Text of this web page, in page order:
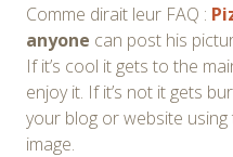
Comme dirait leur FAQ :
anyone can post his
If it’s cool it gets to the
enjoy it. If it’s not it gets
your blog or website
image.